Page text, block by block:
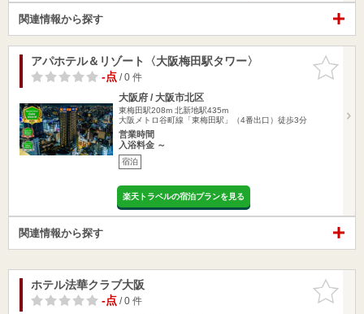
関連情報から探す
お気に入
りに追加
アパホテル＆リゾート〈大阪梅田駅タワー〉
-点/ 0 件
大阪府 / 大阪市北区
東梅田駅208m 北新地駅435m
大阪メトロ谷町線「東梅田駅」（4番出口）徒歩3分
営業時間
入浴料金 ～
宿泊
楽天トラベルの宿泊プランを見る
関連情報から探す
お気に入
りに追加
ホテル法華クラブ大阪
-点/ 0 件